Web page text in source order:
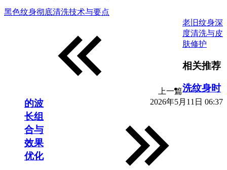
黑色纹身彻底清洗技术与要点
上一篇
2026年5月11日 06:37
老旧纹身深
度清洗与皮
肤修护
相关推荐
洗纹身时
的波
长组
合与
效果
优化